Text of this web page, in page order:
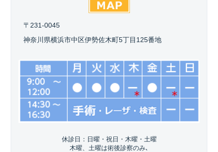
〒231-0045
神奈川県横浜市中区伊勢佐木町5丁目125番地
休診日：日曜・祝日・木曜・土曜
木曜、土曜は術後診察のみ､